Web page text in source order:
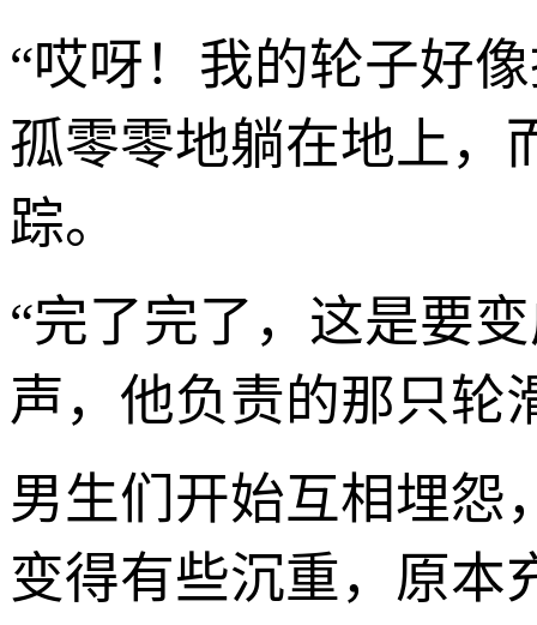
“哎呀！我的轮子好
孤零零地躺在地上，
踪。
“完了完了，这是要
声，他负责的那只轮
男生们开始互相埋怨
变得有些沉重，原本